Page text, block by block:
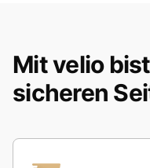
Mit velio
sicheren